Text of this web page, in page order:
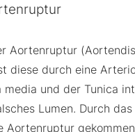
Aortenruptur
diese durch eine
media und der Tunica
Lumen. Durch
Aortenruptur